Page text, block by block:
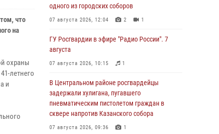
что
на
охраны
летнего
и
одного из городских соборов
07 августа 2026, 12:04 2 1
ГУ Росгвардии в эфире "Радио России". 7
августа
07 августа 2026, 10:15 1
В Центральном районе росгвардейцы
задержали хулигана, пугавшего
пневматическим пистолетом граждан в
сквере напротив Казанского собора
07 августа 2026, 09:36 1